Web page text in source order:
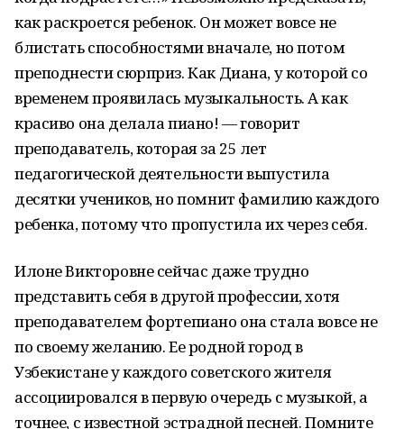
как раскроется ребенок. Он может вовсе не
блистать способностями вначале, но потом
преподнести сюрприз. Как Диана, у которой со
временем проявилась музыкальность. А как
красиво она делала пиано! — говорит
преподаватель, которая за 25 лет
педагогической деятельности выпустила
десятки учеников, но помнит фамилию каждого
ребенка, потому что пропустила их через себя.
Илоне Викторовне сейчас даже трудно
представить себя в другой профессии, хотя
преподавателем фортепиано она стала вовсе не
по своему желанию. Ее родной город в
Узбекистане у каждого советского жителя
ассоциировался в первую очередь с музыкой, а
точнее, с известной эстрадной песней. Помните